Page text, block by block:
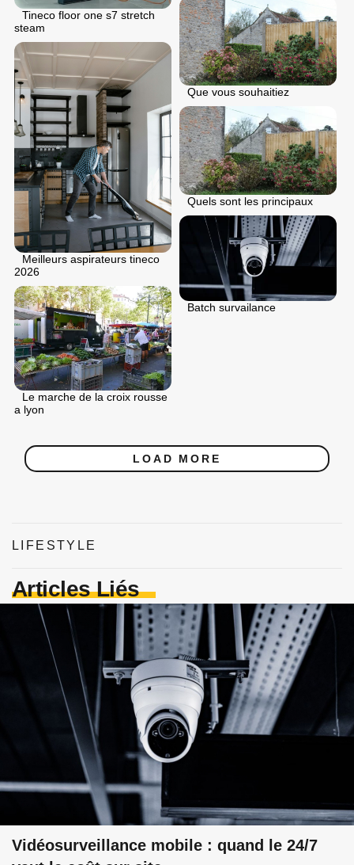
Tineco floor one s7 stretch
steam
Que vous souhaitiez
Meilleurs aspirateurs tineco
2026
Quels sont les principaux
Batch survailance
Le marche de la croix rousse
a lyon
LOAD MORE
LIFESTYLE
Articles Liés
Vidéosurveillance mobile : quand le 24/7